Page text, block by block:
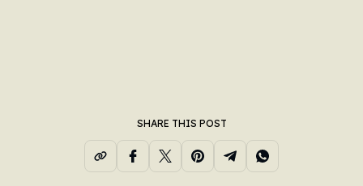
SHARE THIS POST